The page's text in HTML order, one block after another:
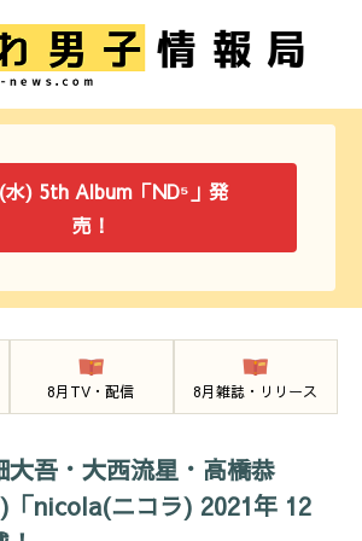
) 5th Album「ND⁵」発
売！
8月TV・配信 8月雑誌・リリース
大吾・大西流星・高橋恭
nicola(ニコラ) 2021年 12